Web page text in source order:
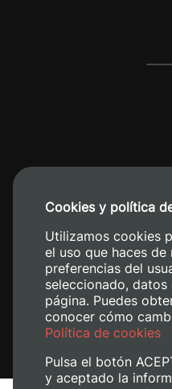
Cookies y política
Utilizamos cookies
el uso que haces
preferencias del
seleccionado,
página. Puedes
conocer cómo
Política de cookies
Pulsa el botón
y aceptado la